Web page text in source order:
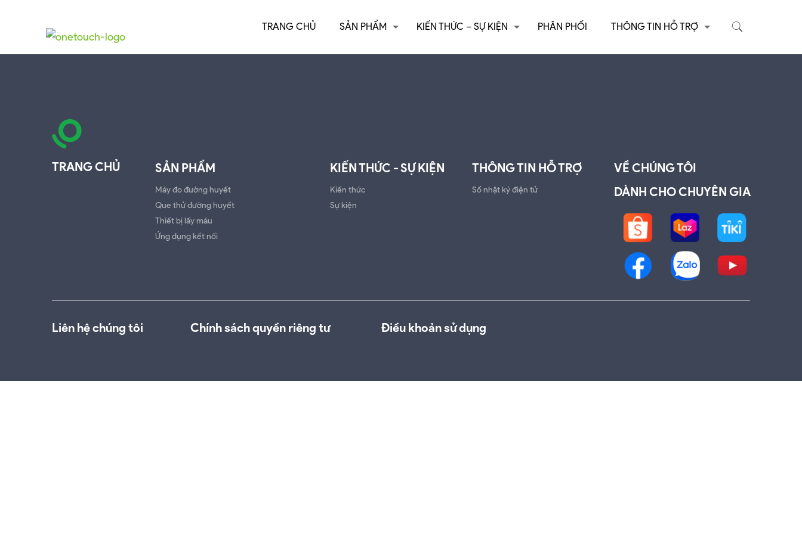
TRANG CHỦ SẢN PHẨM KIẾN THỨC – SỰ KIỆN PHÂN PHỐI THÔNG TIN HỖ TRỢ
TRANG CHỦ SẢN PHẨM
Máy đo đường huyết
Que thử đường huyết
Thiết bị lấy máu
Ứng dụng kết nối
KIẾN THỨC - SỰ KIỆN
Kiến thức
Sự kiện
THÔNG TIN HỖ TRỢ
Sổ nhật ký điện tử
VỀ CHÚNG TÔI
DÀNH CHO CHUYÊN GIA
Liên hệ chúng tôi Chính sách quyền riêng tư Điều khoản sử dụng